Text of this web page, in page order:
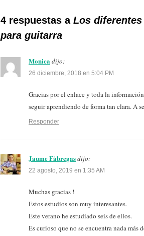
4 respuestas a Los
para guitarra
Monica dijo:
26 diciembre, 2018 en 5:04 PM
Gracias por el enlace y toda la
seguir aprendiendo de forma tan clara. A
Responder
Jaume Fàbregasdijo:
22 agosto, 2019 en 1:35 AM
Muchas gracias !
Estos estudios son muy interesantes.
Este verano he estudiado seis de ellos.
Es curioso que no se encuentra nada más